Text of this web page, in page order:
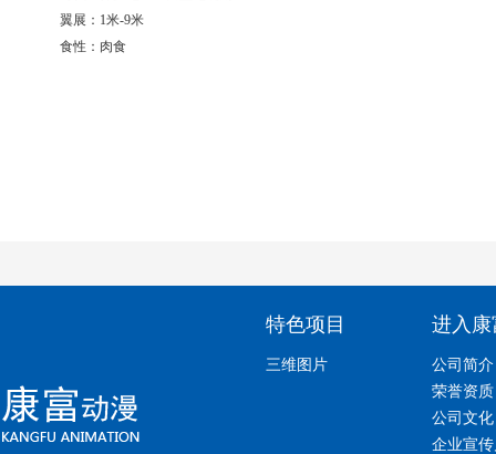
翼展：1米-9米
食性：肉食
特色项目
三维图片
进入康
公司简介
荣誉资质
公司文化
企业宣